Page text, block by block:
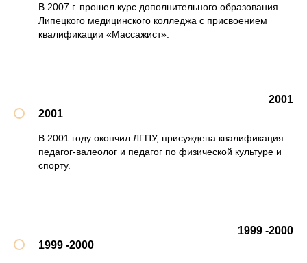
В 2007 г. прошел курс дополнительного образования
Липецкого медицинского колледжа с присвоением
квалификации «Массажист».
2001
2001
В 2001 году окончил ЛГПУ, присуждена квалификация
педагог-валеолог и педагог по физической культуре и
спорту.
1999 -2000
1999 -2000